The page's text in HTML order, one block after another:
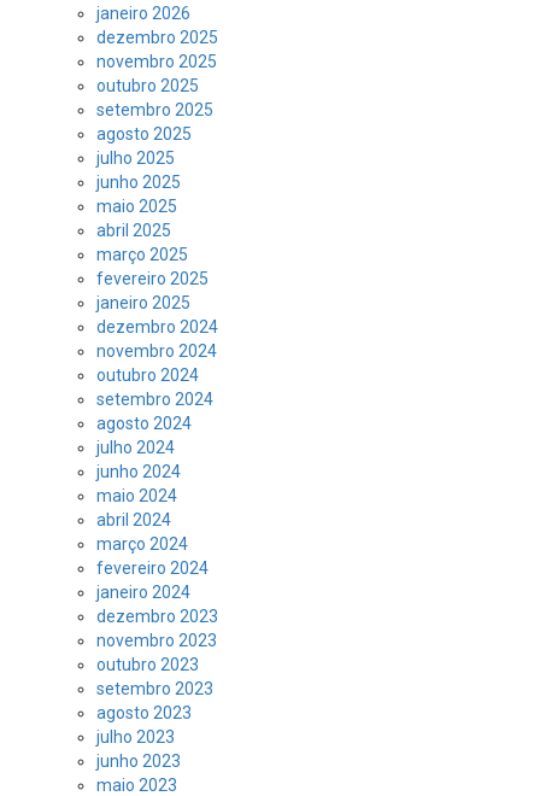
janeiro 2026
dezembro 2025
novembro 2025
outubro 2025
setembro 2025
agosto 2025
julho 2025
junho 2025
maio 2025
abril 2025
março 2025
fevereiro 2025
janeiro 2025
dezembro 2024
novembro 2024
outubro 2024
setembro 2024
agosto 2024
julho 2024
junho 2024
maio 2024
abril 2024
março 2024
fevereiro 2024
janeiro 2024
dezembro 2023
novembro 2023
outubro 2023
setembro 2023
agosto 2023
julho 2023
junho 2023
maio 2023